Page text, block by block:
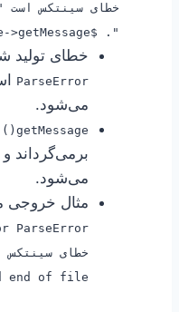
". $e->getMessage(); }
خطای تولید
ParseError
می‌شود.
getMessage()
برمی‌گرداند
می‌شود.
مثال خروجی
end of file